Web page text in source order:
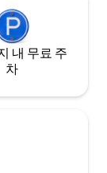
내 무료 주
차